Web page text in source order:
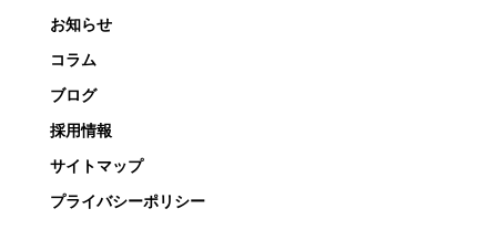
お知らせ
コラム
ブログ
採用情報
サイトマップ
プライバシーポリシー